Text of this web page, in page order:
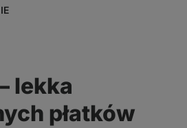
lekka
płatków